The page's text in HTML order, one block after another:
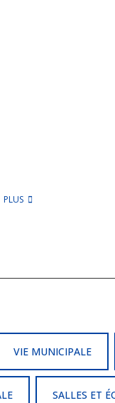
PLUS
VIE MUNICIPALE
SALLES ET